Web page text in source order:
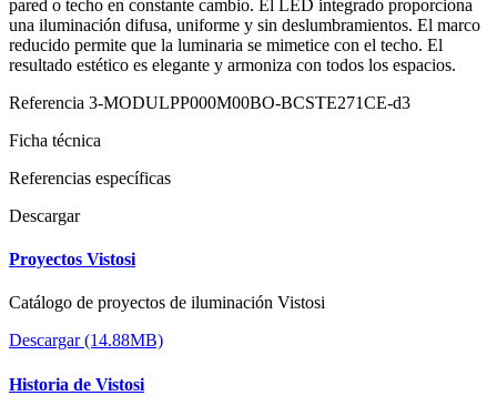
pared o techo en constante cambio. El LED integrado proporciona
una iluminación difusa, uniforme y sin deslumbramientos. El marco
reducido permite que la luminaria se mimetice con el techo. El
resultado estético es elegante y armoniza con todos los espacios.
Referencia 3-MODULPP000M00BO-BCSTE271CE-d3
Ficha técnica
Referencias específicas
Descargar
Proyectos Vistosi
Catálogo de proyectos de iluminación Vistosi
Descargar (14.88MB)
Historia de Vistosi